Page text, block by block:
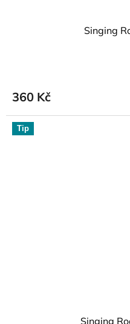
Singing
360 Kč
Tip
Singing